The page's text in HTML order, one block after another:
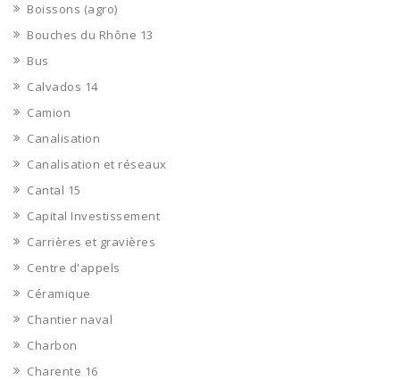
Boissons (agro)
Bouches du Rhône 13
Bus
Calvados 14
Camion
Canalisation
Canalisation et réseaux
Cantal 15
Capital Investissement
Carrières et gravières
Centre d'appels
Céramique
Chantier naval
Charbon
Charente 16